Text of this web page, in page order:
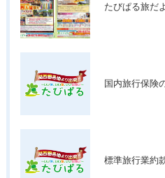
たびぱる旅だ
国内旅行保険